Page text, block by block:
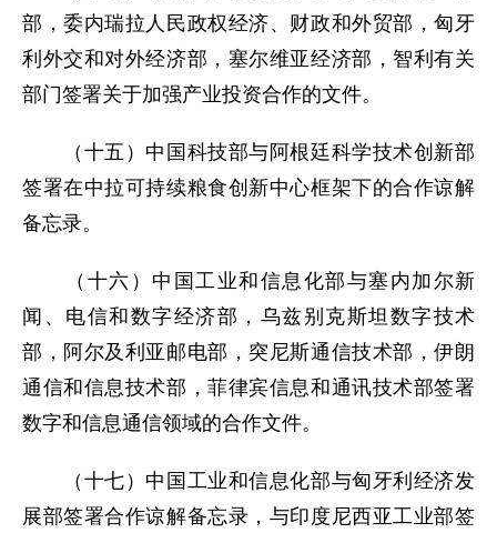
部，委内瑞拉人民政权经济、财政和外贸部，匈牙
利外交和对外经济部，塞尔维亚经济部，智利有关
部门签署关于加强产业投资合作的文件。
（十五）中国科技部与阿根廷科学技术创新部
签署在中拉可持续粮食创新中心框架下的合作谅解
备忘录。
（十六）中国工业和信息化部与塞内加尔新
闻、电信和数字经济部，乌兹别克斯坦数字技术
部，阿尔及利亚邮电部，突尼斯通信技术部，伊朗
通信和信息技术部，菲律宾信息和通讯技术部签署
数字和信息通信领域的合作文件。
（十七）中国工业和信息化部与匈牙利经济发
展部签署合作谅解备忘录，与印度尼西亚工业部签